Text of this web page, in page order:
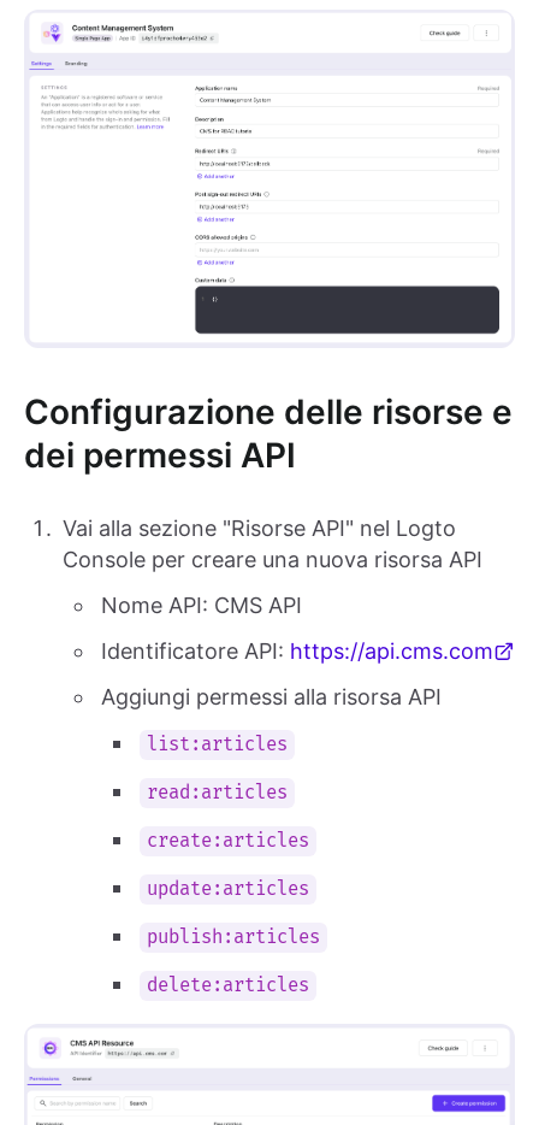
Configurazione delle risorse e
dei permessi API
Vai alla sezione "Risorse API" nel Logto
Console per creare una nuova risorsa API
Nome API: CMS API
Identificatore API: https://api.cms.com
Aggiungi permessi alla risorsa API
list:articles
read:articles
create:articles
update:articles
publish:articles
delete:articles